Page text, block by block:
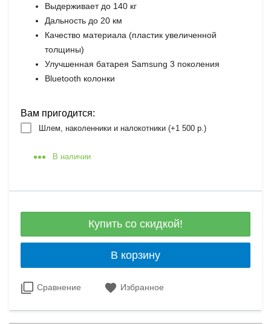
Выдерживает до 140 кг
Дальность до 20 км
Качество материала (пластик увеличенной
толщины)
Улучшенная батарея Samsung 3 поколения
Bluetooth колонки
Вам пригодится:
Шлем, наколенники и налокотники (+1 500 р.)
В наличии
Купить со скидкой!
В корзину
Сравнение Избранное